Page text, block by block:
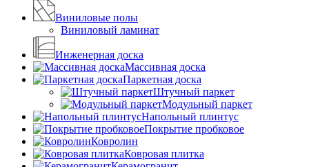
Виниловые полы
Виниловый ламинат
Инженерная доска
Массивная доска
Паркетная доска
Штучный паркет
Модульный паркет
Напольный плинтус
Покрытие пробковое
Ковролин
Ковровая плитка